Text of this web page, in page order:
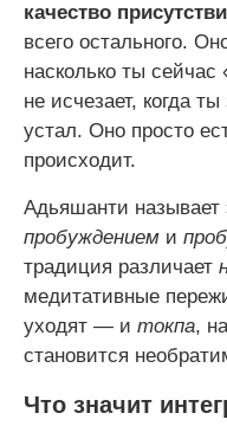
качество
всего остального.
насколько ты
не исчезает, когда
устал. Оно просто
происходит.
Адьяшанти
пробуждением и
традиция различает
медитативные
уходят — и токпа,
становится
Что значит